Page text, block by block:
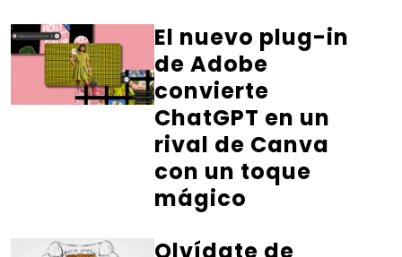
El nuevo plug-in
de Adobe
convierte
ChatGPT en un
rival de Canva
con un toque
mágico
Olvídate de